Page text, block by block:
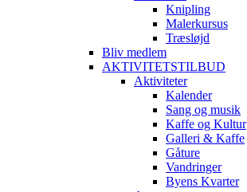
Knipling
Malerkursus
Træsløjd
Bliv medlem
AKTIVITETSTILBUD
Aktiviteter
Kalender
Sang og musik
Kaffe og Kultur
Galleri & Kaffe
Gåture
Vandringer
Byens Kvarter